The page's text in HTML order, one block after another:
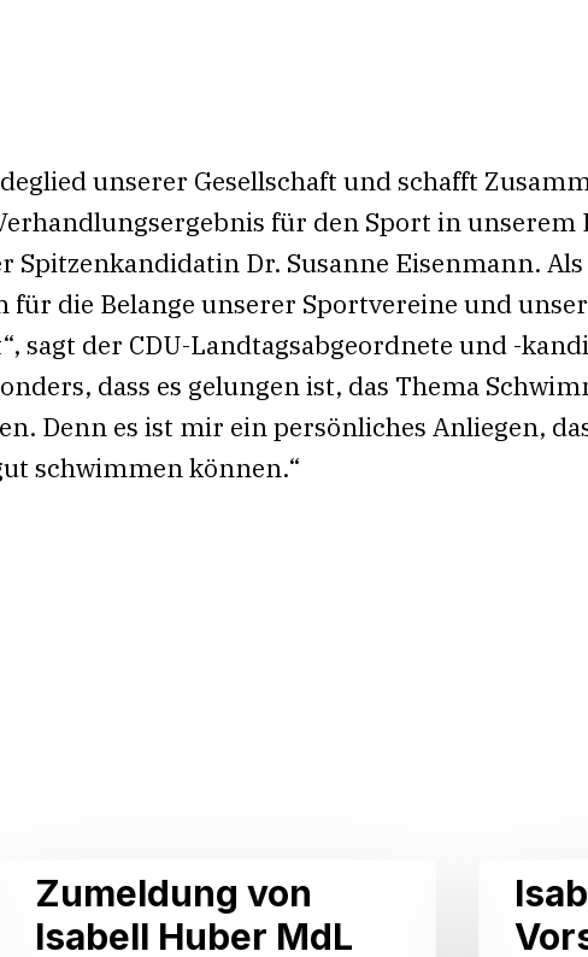
unserer Gesellschaft und schafft
für den Sport in unserem
Spitzenkandidatin Dr. Susanne Eisenmann. Als
die Belange unserer Sportvereine und
sagt der CDU-Landtagsabgeordnete und -
dass es gelungen ist, das Thema
Denn es ist mir ein persönliches Anliegen,
schwimmen können.“
Zumeldung
von
Zumeldung von
Isabell Huber MdL
Isabell
Huber